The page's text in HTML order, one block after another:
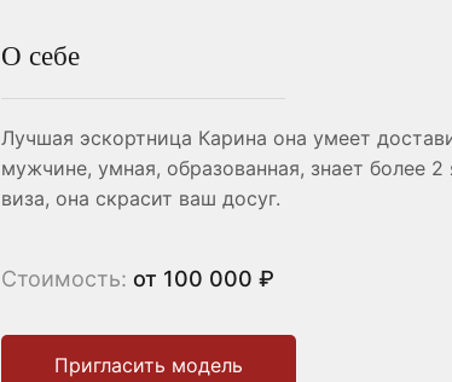
О себе
Лучшая эскортница Карина она умеет
мужчине, умная, образованная, знает более
виза, она скрасит ваш досуг.
Стоимость: от 100 000 ₽
Пригласить модель